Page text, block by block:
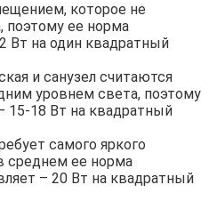
которое не
поэтому ее норма
Вт на один квадратный
и санузел считаются
уровнем света, поэтому
15-18 Вт на квадратный
самого яркого
среднем ее норма
– 20 Вт на квадратный